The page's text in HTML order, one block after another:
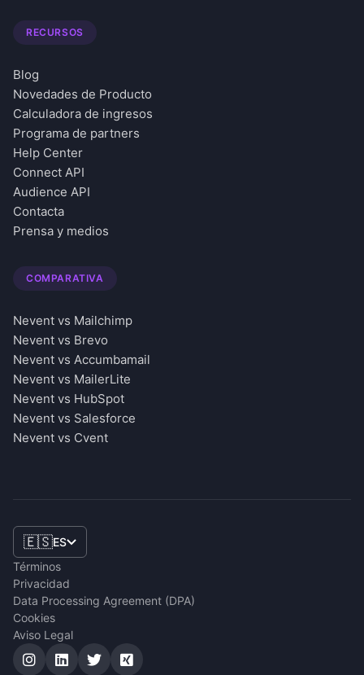
RECURSOS
Blog
Novedades de Producto
Calculadora de ingresos
Programa de partners
Help Center
Connect API
Audience API
Contacta
Prensa y medios
COMPARATIVA
Nevent vs Mailchimp
Nevent vs Brevo
Nevent vs Accumbamail
Nevent vs MailerLite
Nevent vs HubSpot
Nevent vs Salesforce
Nevent vs Cvent
🇪🇸ES
Términos
Privacidad
Data Processing Agreement (DPA)
Cookies
Aviso Legal